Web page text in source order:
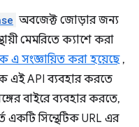
অবজেক্ট জোড়ার জন্য
মেমরিতে ক্যাশে করা
এ সংজ্ঞায়িত করা হয়েছে,
এই API ব্যবহার করতে
বাইরে ব্যবহার করতে,
একটি সিন্থেটিক URL এর